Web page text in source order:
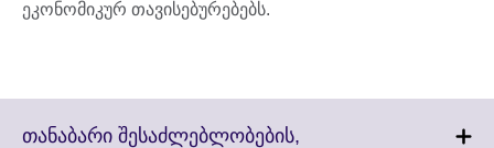
ეკონომიკურ თავისებურებებს.
თანაბარი შესაძლებლობების,